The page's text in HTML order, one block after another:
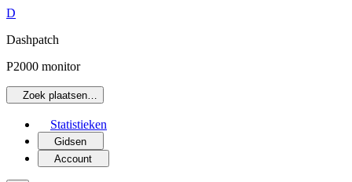
D
Dashpatch
P2000 monitor
Zoek plaatsen…
Statistieken
Gidsen
Account